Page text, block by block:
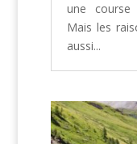
une course
Mais les
aussi...